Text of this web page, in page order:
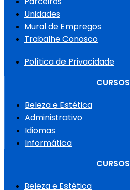
Unidades
Mural de Empregos
Trabalhe Conosco
Política de Privacidade
CURSOS
Beleza e Estética
Administrativo
Idiomas
Informática
CURSOS
Beleza e Estética